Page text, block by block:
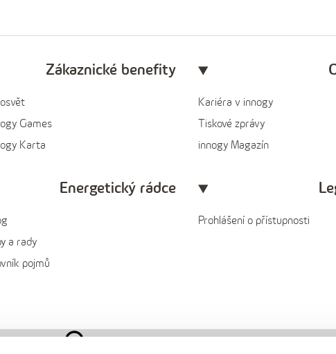
Zákaznické benefity
Games
Karta
Kariéra v innogy
Tiskové zprávy
innogy Magazín
Energetický rádce
a rady
pojmů
Prohlášení o přístupnosti